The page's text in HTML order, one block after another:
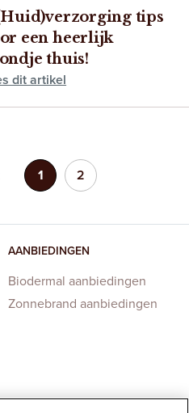
tips
een heerlijk
thuis!
dit artikel
1 2
AANBIEDINGEN
Biodermal aanbiedingen
Zonnebrand aanbiedingen